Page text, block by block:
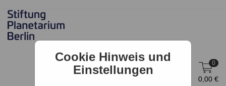
Cookie Hinweis und
Einstellungen
0
0,00 €